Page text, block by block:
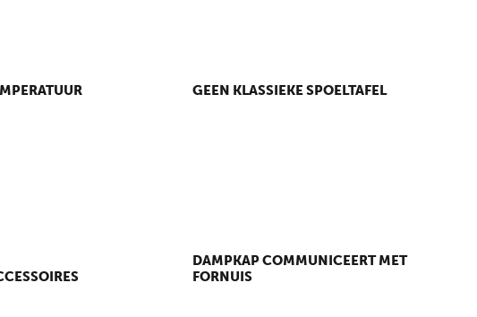
GEEN KLASSIEKE SPOELTAFEL
DAMPKAP COMMUNICEERT MET
FORNUIS